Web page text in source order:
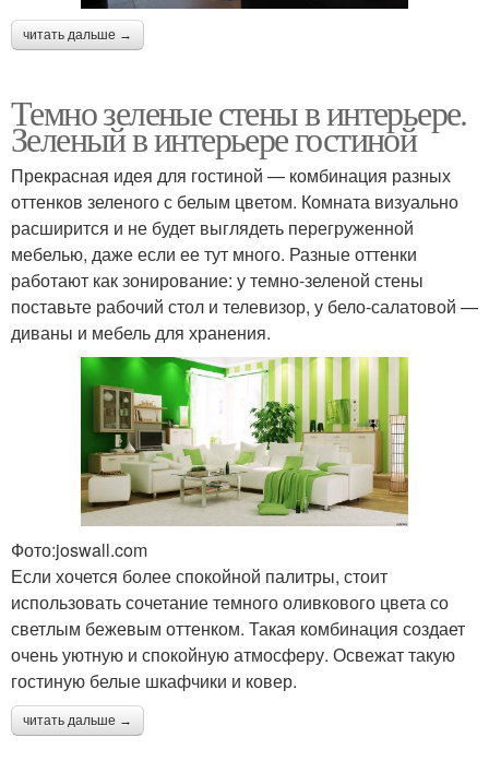
читать дальше →
Темно зеленые стены в интерьере.
Зеленый в интерьере гостиной
Прекрасная идея для гостиной — комбинация разных
оттенков зеленого с белым цветом. Комната визуально
расширится и не будет выглядеть перегруженной
мебелью, даже если ее тут много. Разные оттенки
работают как зонирование: у темно-зеленой стены
поставьте рабочий стол и телевизор, у бело-салатовой —
диваны и мебель для хранения.
Фото:joswall.com
Если хочется более спокойной палитры, стоит
использовать сочетание темного оливкового цвета со
светлым бежевым оттенком. Такая комбинация создает
очень уютную и спокойную атмосферу. Освежат такую
гостиную белые шкафчики и ковер.
читать дальше →